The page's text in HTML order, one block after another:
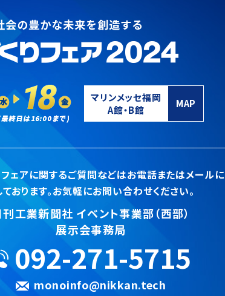
マリンメッセ福岡
A館・B館
MAP
フェアに関するご質問などはお電話またはメールに
おります。お気軽にお問い合わせください。
刊工業新聞社 イベント事業部（西部）
展示会事務局
092-271-5715
monoinfo@nikkan.tech